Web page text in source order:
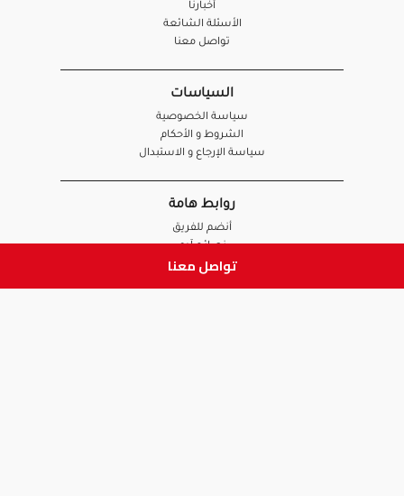
تواصل معنا
أخبارنا
الأسئلة الشائعة
تواصل معنا
السياسات
سياسة الخصوصية
الشروط و الأحكام
سياسة الإرجاع و الاستبدال
روابط هامة
أنضم للفريق
نصائح آدم
الصيدلي